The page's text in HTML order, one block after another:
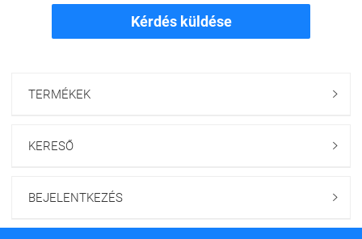
Kérdés küldése
TERMÉKEK 
KERESŐ 
BEJELENTKEZÉS 